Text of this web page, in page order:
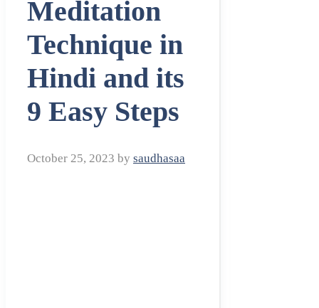
Meditation
Technique in
Hindi and its
9 Easy Steps
October 25, 2023 by saudhasaa